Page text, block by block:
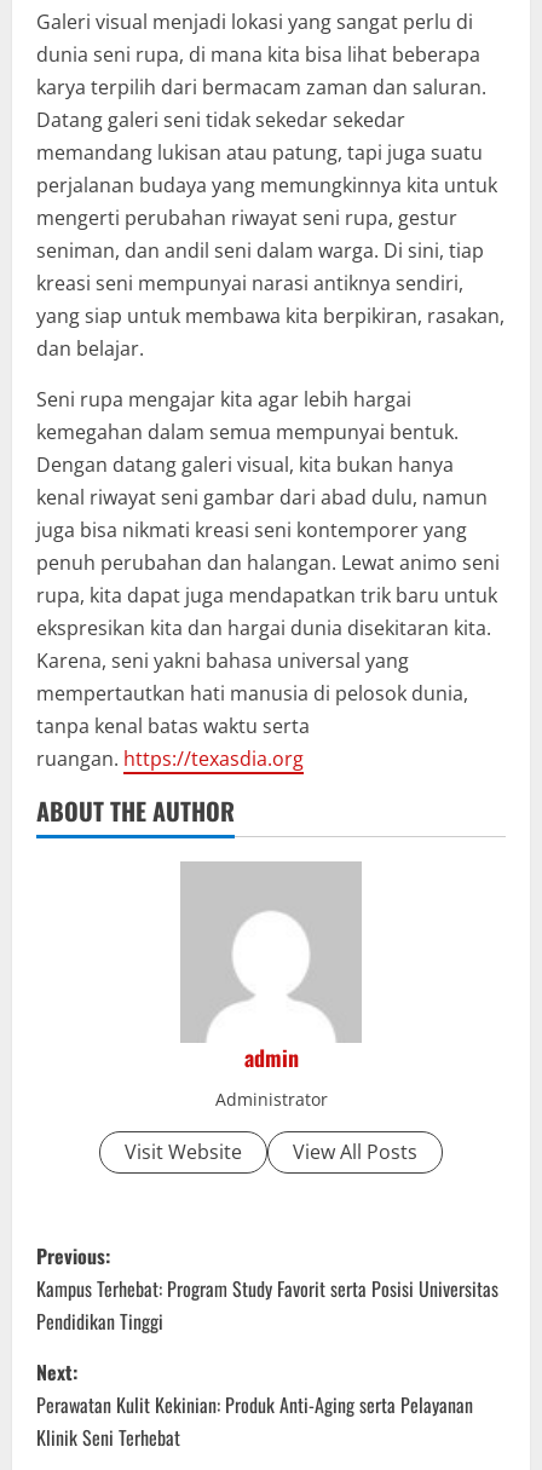
Galeri visual menjadi lokasi yang sangat perlu di
dunia seni rupa, di mana kita bisa lihat beberapa
karya terpilih dari bermacam zaman dan saluran.
Datang galeri seni tidak sekedar sekedar
memandang lukisan atau patung, tapi juga suatu
perjalanan budaya yang memungkinnya kita untuk
mengerti perubahan riwayat seni rupa, gestur
seniman, dan andil seni dalam warga. Di sini, tiap
kreasi seni mempunyai narasi antiknya sendiri,
yang siap untuk membawa kita berpikiran, rasakan,
dan belajar.
Seni rupa mengajar kita agar lebih hargai
kemegahan dalam semua mempunyai bentuk.
Dengan datang galeri visual, kita bukan hanya
kenal riwayat seni gambar dari abad dulu, namun
juga bisa nikmati kreasi seni kontemporer yang
penuh perubahan dan halangan. Lewat animo seni
rupa, kita dapat juga mendapatkan trik baru untuk
ekspresikan kita dan hargai dunia disekitaran kita.
Karena, seni yakni bahasa universal yang
mempertautkan hati manusia di pelosok dunia,
tanpa kenal batas waktu serta
ruangan. https://texasdia.org
ABOUT THE AUTHOR
admin
Administrator
Visit Website View All Posts
P
o
s
t
n
Previous:
Kampus Terhebat: Program Study Favorit serta Posisi Universitas
Pendidikan Tinggi
Next:
Perawatan Kulit Kekinian: Produk Anti-Aging serta Pelayanan
Klinik Seni Terhebat